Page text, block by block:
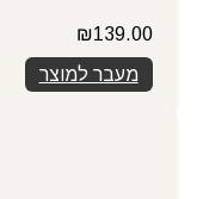
₪139.00
מעבר למוצר